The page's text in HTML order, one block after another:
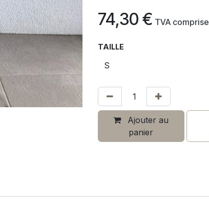
74,30 € TVA comprise
TAILLE
Ajouter au
panier